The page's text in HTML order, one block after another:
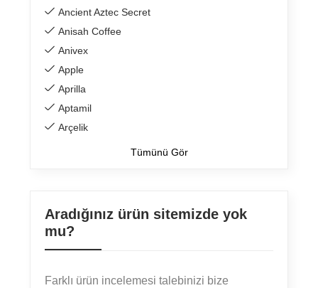
Ancient Aztec Secret
Anisah Coffee
Anivex
Apple
Aprilla
Aptamil
Arçelik
Tümünü Gör
Aradığınız ürün sitemizde yok
mu?
Farklı ürün incelemesi talebinizi bize